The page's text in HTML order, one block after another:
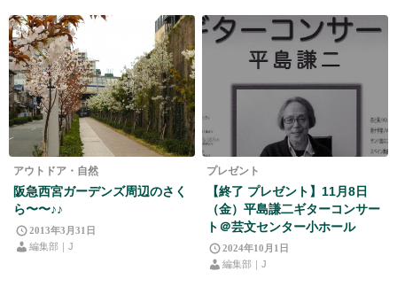
アウトドア・自然
阪急西宮ガーデンズ周辺のさく
ら〜〜♪♪
2013年3月31日
編集部｜J
プレゼント
【終了 プレゼント】11月8日
（金）平島謙二ギターコンサー
ト＠芸文センター小ホール
2024年10月1日
編集部｜J